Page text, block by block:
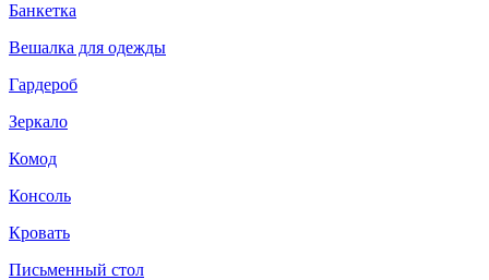
Банкетка
Вешалка для одежды
Гардероб
Зеркало
Комод
Консоль
Кровать
Письменный стол